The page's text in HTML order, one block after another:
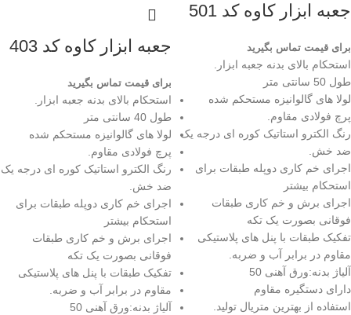
جعبه ابزار کاوه کد 501
برای قیمت تماس بگیرید
استحکام بالای بدنه جعبه ابزار.
طول 50 سانتی متر
لولا های گالوانیزه مستحکم شده
پرچ فولادی مقاوم.
رنگ الکترو استاتیک کوره ای درجه یک
ضد خش.
اجرای خم کاری دوپله طبقات برای
استحکام بیشتر
اجرای برش و خم کاری طبقات
فوقانی بصورت یک تکه
تفکیک طبقات با پنل های پلاستیکی
مقاوم در برابر آب و ضربه.
آلیاژ بدنه:ورق آهنی 50
دارای دستگیره مقاوم
استفاده از بهترین متریال تولید.
جعبه ابزار کاوه کد 403
برای قیمت تماس بگیرید
استحکام بالای بدنه جعبه ابزار.
طول 40 سانتی متر
لولا های گالوانیزه مستحکم شده
پرچ فولادی مقاوم.
رنگ الکترو استاتیک کوره ای درجه یک
ضد خش.
اجرای خم کاری دوپله طبقات برای
استحکام بیشتر
اجرای برش و خم کاری طبقات
فوقانی بصورت یک تکه
تفکیک طبقات با پنل های پلاستیکی
مقاوم در برابر آب و ضربه.
آلیاژ بدنه:ورق آهنی 50